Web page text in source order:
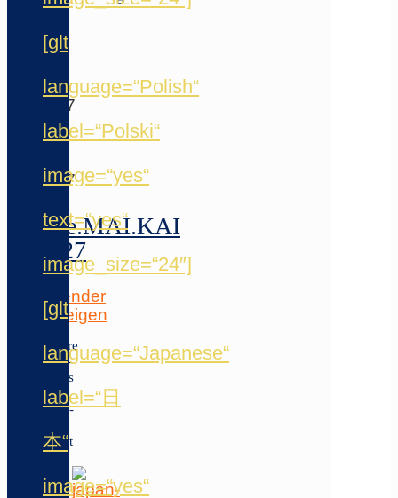
[glt
language=“Polish“
label=“Polski“
image=“yes“
text=“yes“
image_size=“24″]
[glt
language=“Japanese“
label=“日
本“
image=“yes“
Juni
5
Juni
2027
6.
2027
Wie.MAI.KAI
2027
Kalender
anzeigen
Weitere
Japan-
Events
im
Rhein-
Gebiet